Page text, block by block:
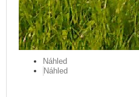
Náhled
Náhled